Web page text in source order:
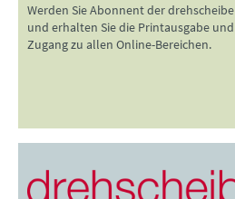
Werden Sie Abonnent der drehscheibe
und erhalten Sie die Printausgabe und
Zugang zu allen Online-Bereichen.